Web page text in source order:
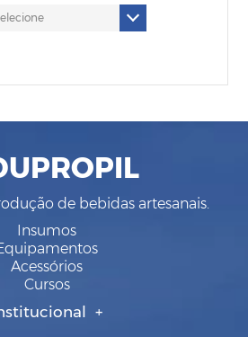
de bebidas artesanais.
Insumos
Acessórios
Cursos